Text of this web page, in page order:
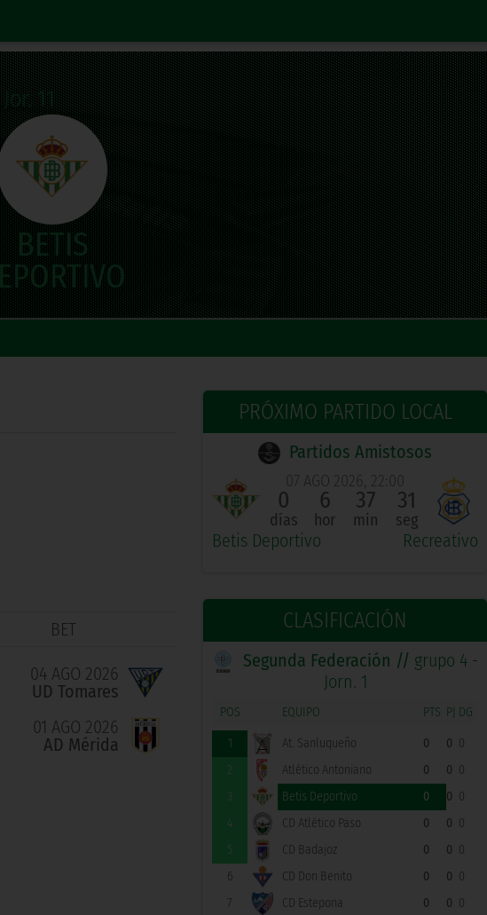
11
PRÓXIMO PARTIDO LOCAL
Partidos Amistosos
Betis Deportivo
07 AGO 2026, 22:00
0
días
6
hor
37
min
30
seg
Recreativo
CLASIFICACIÓN
Segunda Federación // grupo 4 -
Jorn. 1
POS EQUIPO PTS PJ DG
1 At. Sanluqueño 0 0 0
2
Atlético Antoniano 0 0 0
3
Betis Deportivo 0 0 0
4
CD Atlético Paso 0 0 0
5
CD Badajoz 0 0 0
6
CD Don Benito 0 0 0
7
CD Estepona 0 0 0
BET
04 AGO 2026
UD Tomares
01 AGO 2026
AD Mérida